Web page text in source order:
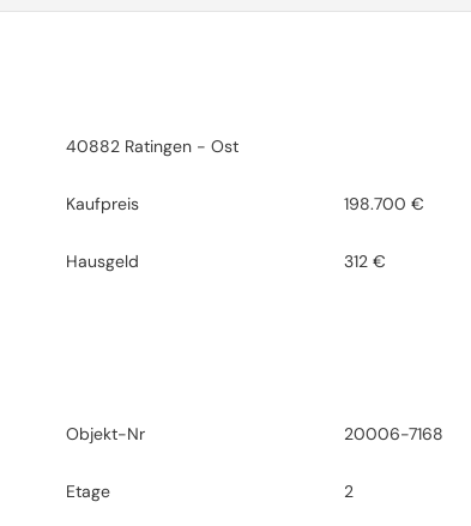
40882 Ratingen - Ost
Kaufpreis 198.700 €
Hausgeld 312 €
Objekt-Nr 20006-7168
Etage 2